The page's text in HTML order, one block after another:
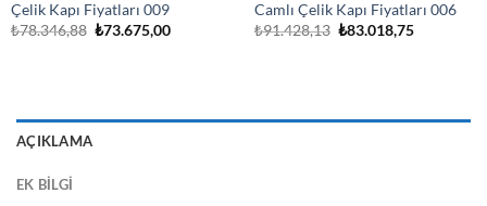
Çelik Kapı Fiyatları 009
₺78.346,88 Orijinal
₺73.675,00Şu
Camlı Çelik Kapı Fiyatları 006
₺91.428,13 Orijinal
₺83.018,75Şu
AÇIKLAMA
EK BILGI